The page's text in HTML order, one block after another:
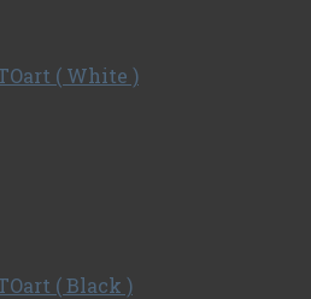
( White )
( Black )